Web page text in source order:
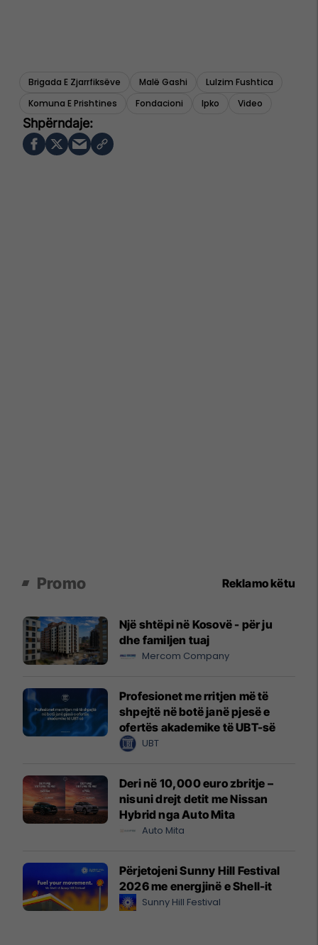
Brigada E Zjarrfiksëve Malë Gashi
Lulzim Fushtica
Komuna E Prishtines
Fondacioni Ipko Video
Promo Reklamo këtu
Një shtëpi në Kosovë - për ju
dhe familjen tuaj
Mercom Company
Profesionet me rritjen më të
shpejtë në botë janë pjesë e
ofertës akademike të UBT-së
UBT
Deri në 10,000 euro zbritje –
nisuni drejt detit me Nissan
Hybrid nga Auto Mita
Auto Mita
Përjetojeni Sunny Hill Festival
2026 me energjinë e Shell-it
Sunny Hill Festival